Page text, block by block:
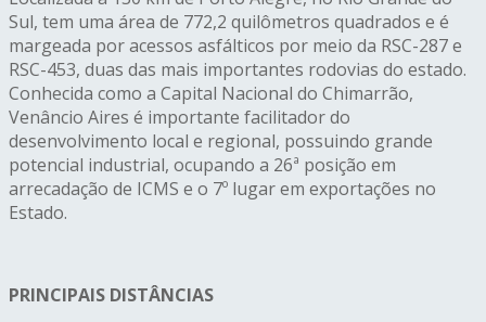
Sul, tem uma área de 772,2 quilômetros quadrados e é
margeada por acessos asfálticos por meio da RSC-287 e
RSC-453, duas das mais importantes rodovias do estado.
Conhecida como a Capital Nacional do Chimarrão,
Venâncio Aires é importante facilitador do
desenvolvimento local e regional, possuindo grande
potencial industrial, ocupando a 26ª posição em
arrecadação de ICMS e o 7º lugar em exportações no
Estado.
PRINCIPAIS DISTÂNCIAS